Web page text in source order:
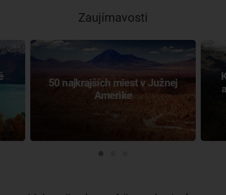
Zaujímavosti
50 najkrajších miest v Južnej
Amerike